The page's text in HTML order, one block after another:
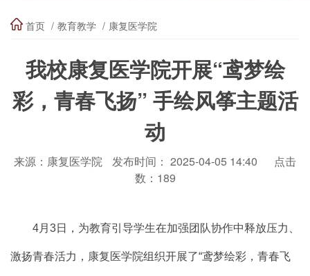
首页 教育教学 康复医学院
我校康复医学院开展“鸢梦绘
彩，青春飞扬” 手绘风筝主题活
动
来源：康复医学院 发布时间： 2025-04-05 14:40
点击
数： 189
4月3日，为教育引导学生在加强团队协作中释放压力、
激扬青春活力，康复医学院组织开展了“鸢梦绘彩，青春飞